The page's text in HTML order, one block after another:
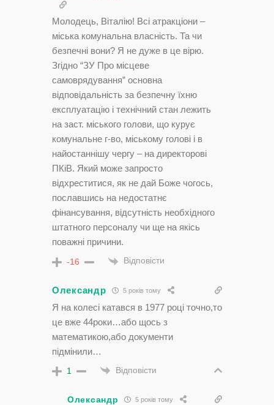
Молодець, Віталію! Всі атракціони –
міська комунальна власність. Та чи
безпечні вони? Я не дуже в це вірю.
Згідно “ЗУ Про місцеве
самоврядування” основна
відповідальність за безпечну їхню
експлуатацію і технічний стан лежить
на заст. міського голови, що курує
комунальне г-во, міському голові і в
найостаннішу чергу – на директорові
ПКіВ. Який може запросто
відхреститися, як не дай Боже чогось,
пославшись на недостатнє
фінансування, відсутність необхідного
штатного персоналу чи ще на якісь
поважні причини.
-16 Відповісти
Олександр 5 років тому
Я на колесі катався в 1977 році точно,то
це вже 44роки…або щось з
математикою,або документи
підмінили…
1 Відповісти
Олександр 5 років тому